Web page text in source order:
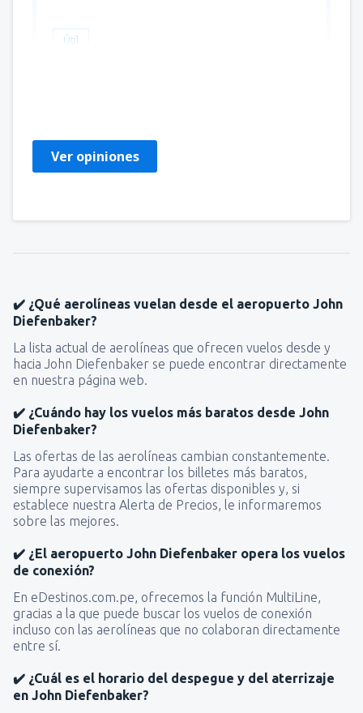
Útil
Ver opiniones
✔️ ¿Qué aerolíneas vuelan desde el aeropuerto John
Diefenbaker?
La lista actual de aerolíneas que ofrecen vuelos desde y
hacia John Diefenbaker se puede encontrar directamente
en nuestra página web.
✔️ ¿Cuándo hay los vuelos más baratos desde John
Diefenbaker?
Las ofertas de las aerolíneas cambian constantemente.
Para ayudarte a encontrar los billetes más baratos,
siempre supervisamos las ofertas disponibles y, si
establece nuestra Alerta de Precios, le informaremos
sobre las mejores.
✔️ ¿El aeropuerto John Diefenbaker opera los vuelos
de conexión?
En eDestinos.com.pe, ofrecemos la función MultiLine,
gracias a la que puede buscar los vuelos de conexión
incluso con las aerolíneas que no colaboran directamente
entre sí.
✔️ ¿Cuál es el horario del despegue y del aterrizaje
en John Diefenbaker?